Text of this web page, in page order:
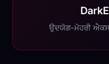
ਉਦਯੋਗ-ਮੋਹਰੀ